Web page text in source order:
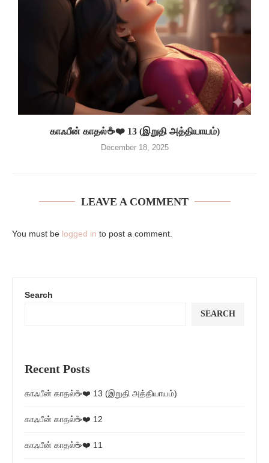
காஃபீன் காதல்☕❤️ 13 (இறுதி அத்தியாயம்)
December 18, 2025
LEAVE A COMMENT
You must be logged in to post a comment.
Search
SEARCH
Recent Posts
காஃபீன் காதல்☕❤️ 13 (இறுதி அத்தியாயம்)
காஃபீன் காதல்☕❤️ 12
காஃபீன் காதல்☕❤️ 11